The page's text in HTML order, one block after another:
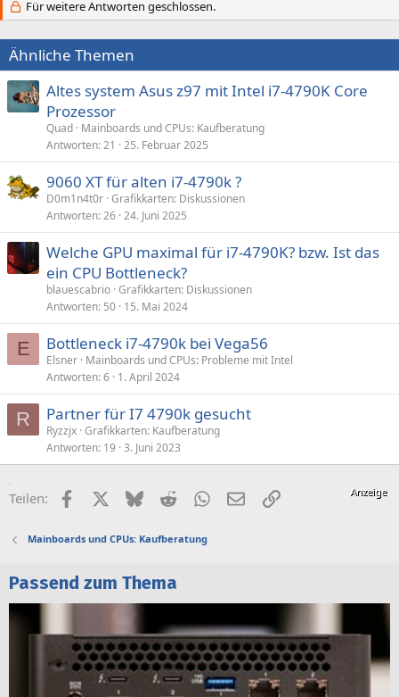
Für weitere Antworten geschlossen.
Ähnliche Themen
Altes system Asus z97 mit Intel i7-4790K Core
Prozessor
Quad Mainboards und CPUs: Kaufberatung
Antworten 21 25. Februar 2025
9060 XT für alten i7-4790k ?
D0m1n4t0r Grafikkarten: Diskussionen
Antworten 26 24. Juni 2025
Welche GPU maximal für i7-4790K? bzw. Ist das
ein CPU Bottleneck?
blauescabrio Grafikkarten: Diskussionen
Antworten 50 15. Mai 2024
E Bottleneck i7-4790k bei Vega56
Elsner Mainboards und CPUs: Probleme mit Intel
Antworten 6 1. April 2024
R Partner für I7 4790k gesucht
Ryzzjx Grafikkarten: Kaufberatung
Antworten 19 3. Juni 2023
Teilen: FacebookX (Twitter)
BlueskyRedditWhatsApp
E-MailLink
Mainboards und CPUs: Kaufberatung
Passend zum Thema